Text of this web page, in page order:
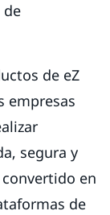
de
de eZ
empresas
segura y
en
de